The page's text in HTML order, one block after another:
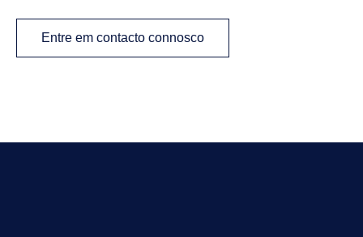
Entre em contacto connosco